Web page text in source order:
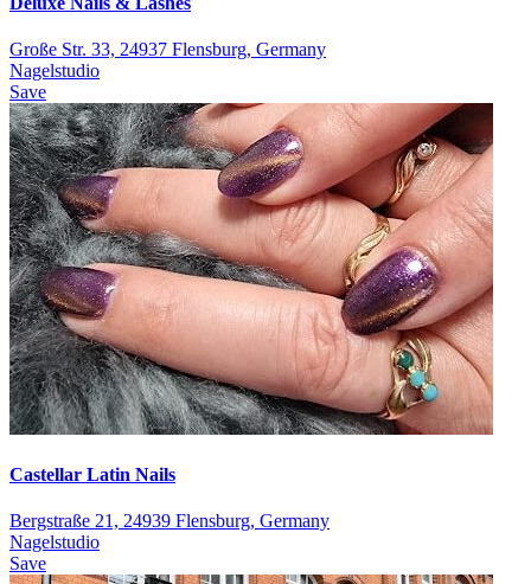
Große Str. 33, 24937 Flensburg, Germany
Nagelstudio
Save
Castellar Latin Nails
Bergstraße 21, 24939 Flensburg, Germany
Nagelstudio
Save